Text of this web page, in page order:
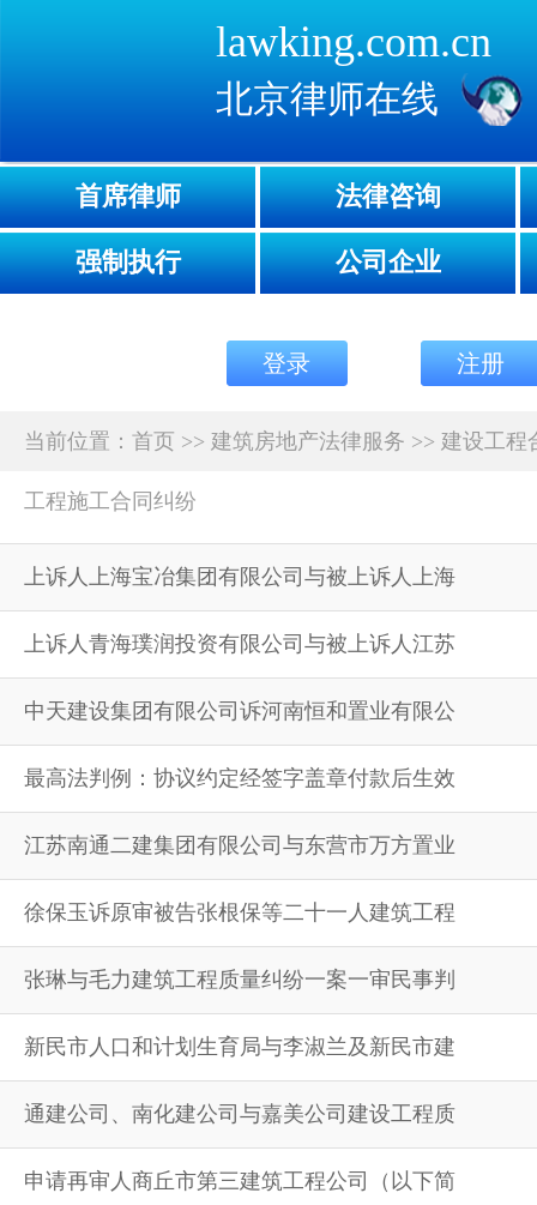
lawking.com.cn
北京律师在线
首席律师 法律咨询
强制执行 公司企业
登录 注册
当前位置： 首页 >> 建筑房地产法律服务 >> 建设工程
工程施工合同纠纷
上诉人上海宝冶集团有限公司与被上诉人上海
上诉人青海璞润投资有限公司与被上诉人江苏
中天建设集团有限公司诉河南恒和置业有限公
最高法判例：协议约定经签字盖章付款后生效
江苏南通二建集团有限公司与东营市万方置业
徐保玉诉原审被告张根保等二十一人建筑工程
张琳与毛力建筑工程质量纠纷一案一审民事判
新民市人口和计划生育局与李淑兰及新民市建
通建公司、南化建公司与嘉美公司建设工程质
申请再审人商丘市第三建筑工程公司（以下简